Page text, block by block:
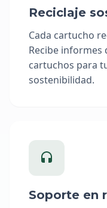
Reciclaje
Cada cartucho
Recibe informes
cartuchos para
sostenibilidad.
Soporte en